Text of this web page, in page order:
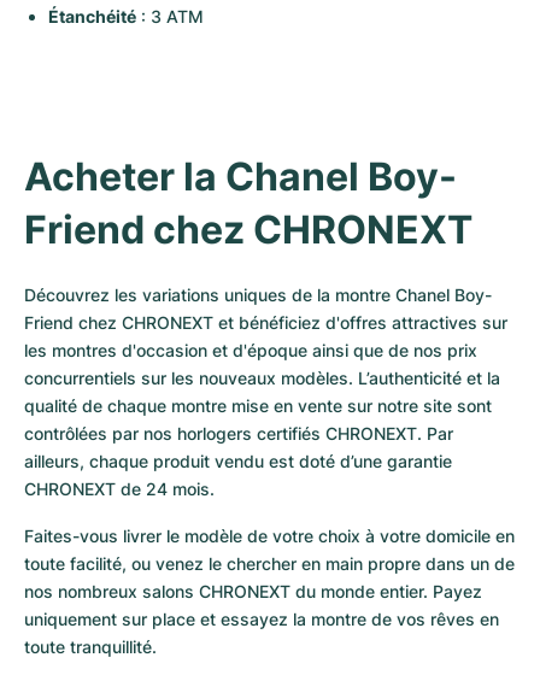
Étanchéité : 3 ATM
Acheter la Chanel Boy-
Friend chez CHRONEXT
Découvrez les variations uniques de la montre Chanel Boy-
Friend chez CHRONEXT et bénéficiez d'offres attractives sur
les montres d'occasion et d'époque ainsi que de nos prix
concurrentiels sur les nouveaux modèles. L’authenticité et la
qualité de chaque montre mise en vente sur notre site sont
contrôlées par nos horlogers certifiés CHRONEXT. Par
ailleurs, chaque produit vendu est doté d’une garantie
CHRONEXT de 24 mois.
Faites-vous livrer le modèle de votre choix à votre domicile en
toute facilité, ou venez le chercher en main propre dans un de
nos nombreux salons CHRONEXT du monde entier. Payez
uniquement sur place et essayez la montre de vos rêves en
toute tranquillité.